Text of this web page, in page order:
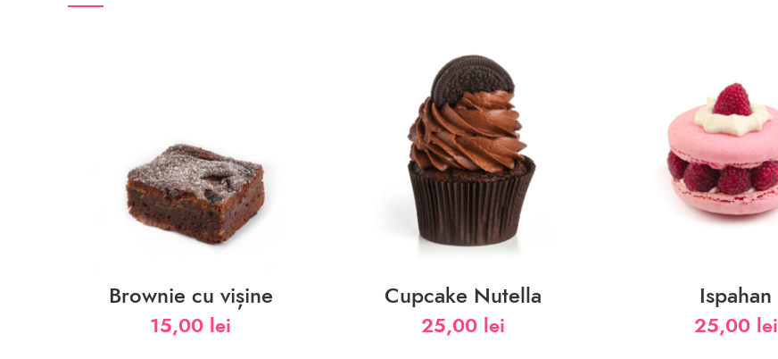
Brownie cu vișine
15,00 lei
Cupcake Nutella
25,00 lei
Ispahan
25,00 lei